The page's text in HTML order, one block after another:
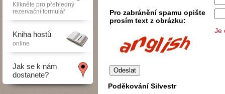
Klikněte pro přehledný
rezervační formulář
Kniha hostů
online
Jak se k nám
dostanete?
Pro zabránění spamu opište
prosím text z obrázku:
Je
Poděkování Silvestr